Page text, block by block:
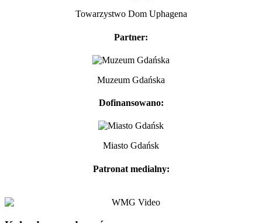
Towarzystwo Dom Uphagena
Partner:
Muzeum Gdańska
Dofinansowano:
Miasto Gdańsk
Patronat medialny: